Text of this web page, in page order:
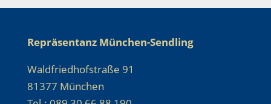
Repräsentanz München-Sendling
Waldfriedhofstraße 91
81377 München